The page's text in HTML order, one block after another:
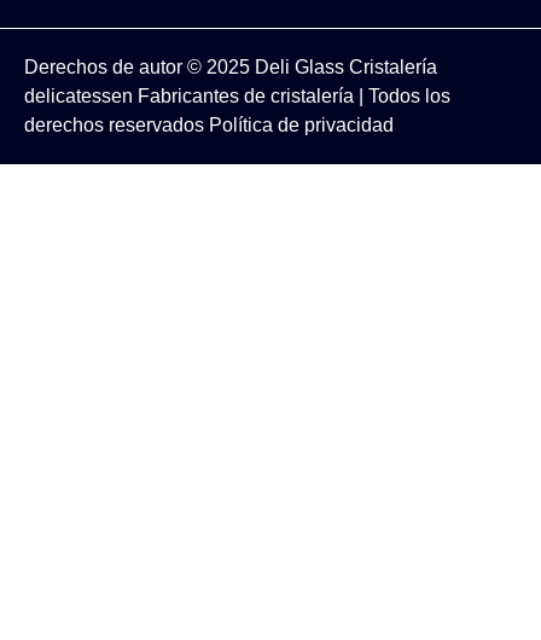
Derechos de autor © 2025 Deli Glass Cristalería
delicatessen Fabricantes de cristalería
| Todos los
derechos reservados Política de privacidad